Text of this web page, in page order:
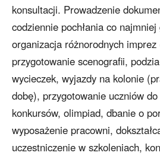
konsultacji. Prowadzenie
codziennie pochłania co
organizacja różnorodnych
przygotowanie scenografii,
wycieczek, wyjazdy na kolonie
dobę), przygotowanie uczniów
konkursów, olimpiad, dbanie o
wyposażenie pracowni,
uczestniczenie w szkoleniach,